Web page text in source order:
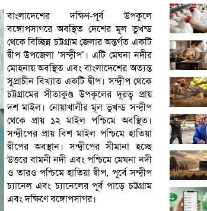
বাংলাদেশের দক্ষিণ-পূর্ব উপকূলে
বঙ্গোপসাগরে অবস্থিত দেশের মূল ভুখন্ড
থেকে বিচ্ছিন্ন চট্টগ্রাম জেলার অন্তর্গত একটি
দ্বীপ উপজেলা ‘সন্দ্বীপ’। এটি মেঘনা নদীর
মোহনায় অবস্থিত এবং বাংলাদেশের অত্যন্ত
সুপ্রাচীন বিখ্যাত একটি দ্বীপ। সন্দ্বীপ থেকে
চট্টগ্রামের সীতাকুণ্ড উপকূলের দূরত্ব প্রায়
দশ মাইল। নোয়াখালীর মূল ভূখন্ড সন্দ্বীপ
থেকে প্রায় ১২ মাইল পশ্চিমে অবস্থিত।
সন্দ্বীপের প্রায় বিশ মাইল পশ্চিমে হাতিয়া
দ্বীপের অবস্থান। সন্দ্বীপের সীমানা হচ্ছে
উত্তরে বামনী নদী এবং পশ্চিমে মেঘনা নদী
ও তারও পশ্চিমে হাতিয়া দ্বীপ, পূর্বে সন্দ্বীপ
চ্যানেল এবং চ্যানেলের পূর্ব পাড়ে চট্টগ্রাম
এবং দক্ষিণে বঙ্গোপসাগর।